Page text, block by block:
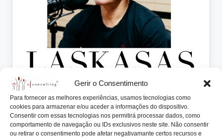
Gerir o Consentimento
Para fornecer as melhores experiências, usamos tecnologias como
cookies para armazenar e/ou aceder a informações do dispositivo.
Consentir com essas tecnologias nos permitirá processar dados, como
comportamento de navegação ou IDs exclusivos neste site. Não consentir
ou retirar o consentimento pode afetar negativamante certos recursos e
Posted
in
Artigos Notícias
“Ninguém me pode dar, vou ter de
trabalhar”